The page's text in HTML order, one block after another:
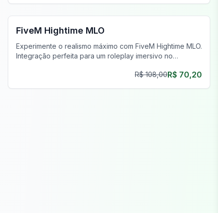
FiveM Negócios MLO
FiveM Hightime MLO
Experimente o realismo máximo com FiveM Hightime MLO.
Integração perfeita para um roleplay imersivo no
R$ 108,00R$ 70,20